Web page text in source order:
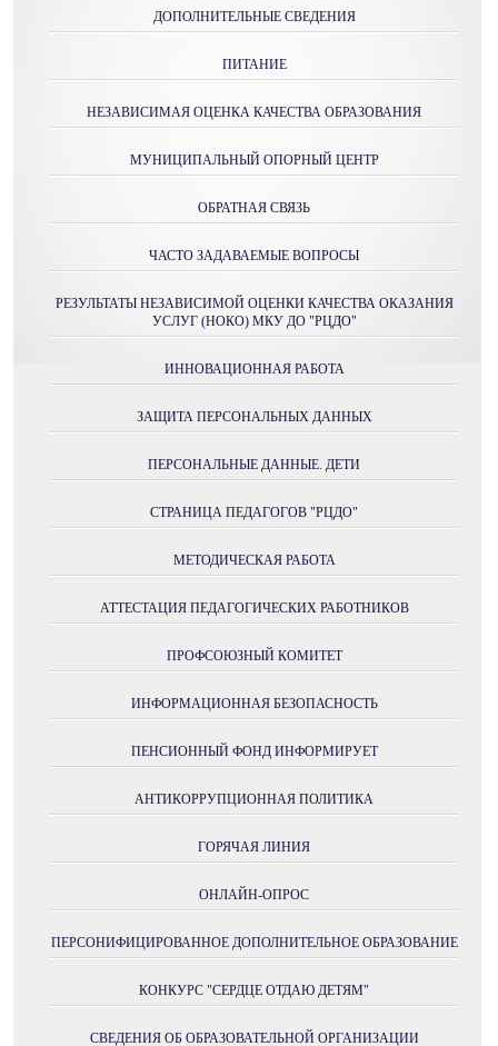
ДОПОЛНИТЕЛЬНЫЕ СВЕДЕНИЯ
ПИТАНИЕ
НЕЗАВИСИМАЯ ОЦЕНКА КАЧЕСТВА ОБРАЗОВАНИЯ
МУНИЦИПАЛЬНЫЙ ОПОРНЫЙ ЦЕНТР
ОБРАТНАЯ СВЯЗЬ
ЧАСТО ЗАДАВАЕМЫЕ ВОПРОСЫ
РЕЗУЛЬТАТЫ НЕЗАВИСИМОЙ ОЦЕНКИ КАЧЕСТВА ОКАЗАНИЯ
УСЛУГ (НОКО) МКУ ДО "РЦДО"
ИННОВАЦИОННАЯ РАБОТА
ЗАЩИТА ПЕРСОНАЛЬНЫХ ДАННЫХ
ПЕРСОНАЛЬНЫЕ ДАННЫЕ. ДЕТИ
СТРАНИЦА ПЕДАГОГОВ "РЦДО"
МЕТОДИЧЕСКАЯ РАБОТА
АТТЕСТАЦИЯ ПЕДАГОГИЧЕСКИХ РАБОТНИКОВ
ПРОФСОЮЗНЫЙ КОМИТЕТ
ИНФОРМАЦИОННАЯ БЕЗОПАСНОСТЬ
ПЕНСИОННЫЙ ФОНД ИНФОРМИРУЕТ
АНТИКОРРУПЦИОННАЯ ПОЛИТИКА
ГОРЯЧАЯ ЛИНИЯ
ОНЛАЙН-ОПРОС
ПЕРСОНИФИЦИРОВАННОЕ ДОПОЛНИТЕЛЬНОЕ ОБРАЗОВАНИЕ
КОНКУРС "СЕРДЦЕ ОТДАЮ ДЕТЯМ"
СВЕДЕНИЯ ОБ ОБРАЗОВАТЕЛЬНОЙ ОРГАНИЗАЦИИ